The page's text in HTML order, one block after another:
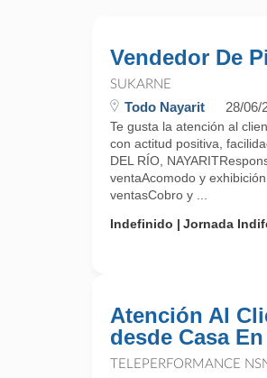
Vendedor De
SUKARNE
Todo Nayarit 28/06/
Te gusta la atención al
con actitud positiva,
DEL RÍO,
ventaAcomodo y
ventasCobro y ...
Indefinido
Jornada
Atención Al
desde Casa
TELEPERFORMANCE